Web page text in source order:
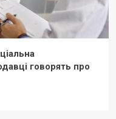
говорять про